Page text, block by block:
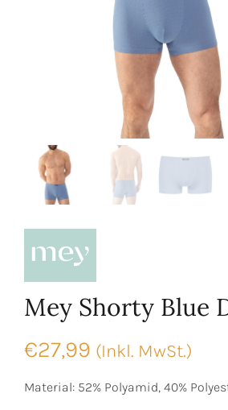
Mey Shorty Blue
€27,99 (Inkl. MwSt.)
Material: 52% Polyamid, 40%